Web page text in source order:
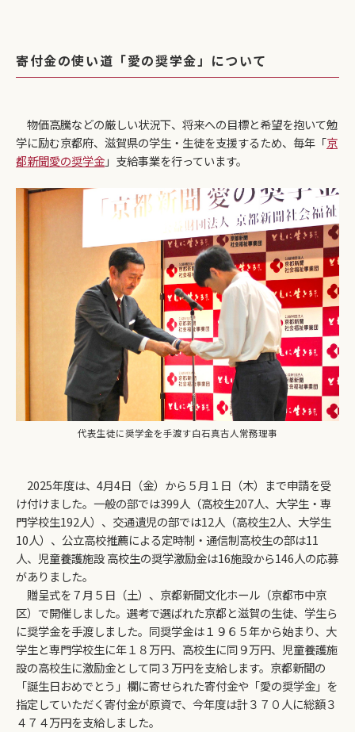
寄付金の使い道「愛の奨学金」について
物価高騰などの厳しい状況下、将来への目標と希望を抱いて勉
学に励む京都府、滋賀県の学生・生徒を支援するため、毎年「京
都新聞愛の奨学金」支給事業を行っています。
代表生徒に奨学金を手渡す白石真古人常務理事
2025年度は、4月4日（金）から５月１日（木）まで申請を受
け付けました。一般の部では399人（高校生207人、大学生・専
門学校生192人）、交通遺児の部では12人（高校生2人、大学生
10人）、公立高校推薦による定時制・通信制高校生の部は11
人、児童養護施設 高校生の奨学激励金は16施設から146人の応募
がありました。
贈呈式を７月５日（土）、京都新聞文化ホール（京都市中京
区）で開催しました。選考で選ばれた京都と滋賀の生徒、学生ら
に奨学金を手渡しました。同奨学金は１９６５年から始まり、大
学生と専門学校生に年１８万円、高校生に同９万円、児童養護施
設の高校生に激励金として同３万円を支給します。京都新聞の
「誕生日おめでとう」欄に寄せられた寄付金や「愛の奨学金」を
指定していただく寄付金が原資で、今年度は計３７０人に総額３
４７４万円を支給しました。